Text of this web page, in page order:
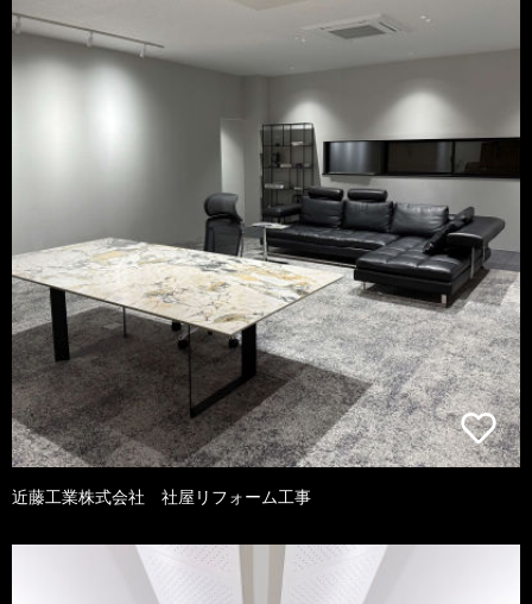
近藤工業株式会社 社屋リフォーム工事